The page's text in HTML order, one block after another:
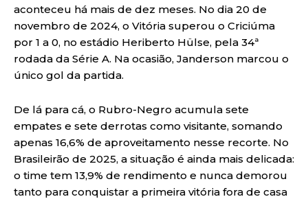
aconteceu há mais de dez meses. No dia 20 de
novembro de 2024, o Vitória superou o Criciúma
por 1 a 0, no estádio Heriberto Hülse, pela 34ª
rodada da Série A. Na ocasião, Janderson marcou o
único gol da partida.
De lá para cá, o Rubro-Negro acumula sete
empates e sete derrotas como visitante, somando
apenas 16,6% de aproveitamento nesse recorte. No
Brasileirão de 2025, a situação é ainda mais delicada:
o time tem 13,9% de rendimento e nunca demorou
tanto para conquistar a primeira vitória fora de casa